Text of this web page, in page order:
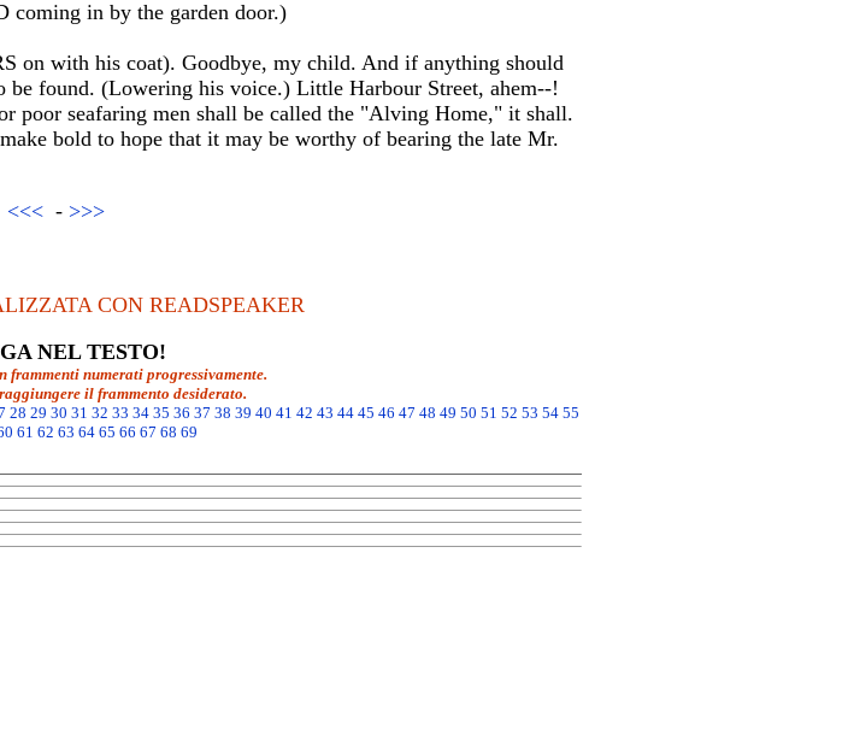
coming in by the garden door.)
on with his coat). Goodbye, my child. And if anything should
be found. (Lowering his voice.) Little Harbour Street, ahem--!
poor seafaring men shall be called the "Alving Home," it shall.
bold to hope that it may be worthy of bearing the late Mr.
<<< - >>>
CON READSPEAKER
NEL TESTO!
frammenti numerati progressivamente.
il frammento desiderato.
28 29 30 31 32 33 34 35 36 37 38 39 40 41 42 43 44 45 46 47 48 49 50 51 52 53 54 55
61 62 63 64 65 66 67 68 69